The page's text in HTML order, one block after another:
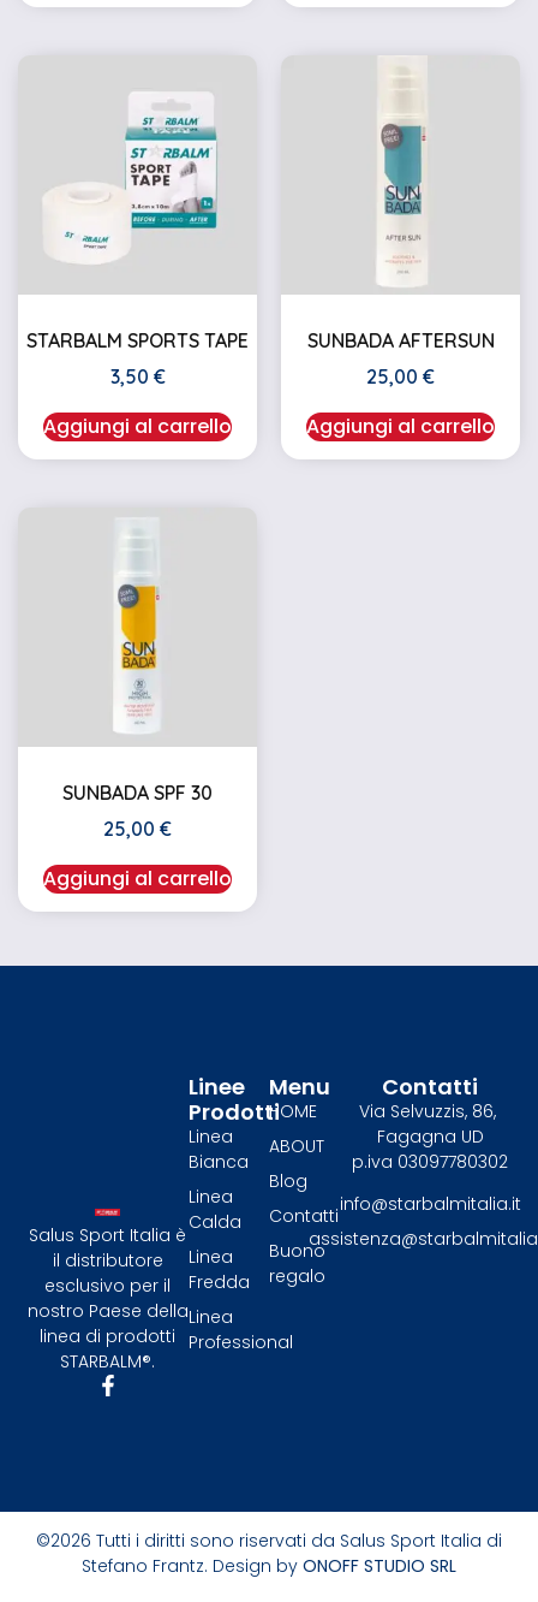
STARBALM SPORTS TAPE
3,50 €
Aggiungi al carrello
SUNBADA AFTERSUN
25,00 €
Aggiungi al carrello
SUNBADA SPF 30
25,00 €
Aggiungi al carrello
Salus Sport Italia è
il distributore
esclusivo per il
nostro Paese della
linea di prodotti
STARBALM®.​
Menu
HOME
ABOUT
Blog
Contatti
Buono
regalo
Linee
Prodotti
Linea
Bianca
Linea
Calda
Linea
Fredda
Linea
Professional
Contatti
Via Selvuzzis, 86,
Fagagna UD
p.iva 03097780302
info@starbalmitalia.it
©2026 Tutti i diritti sono riservati da Salus Sport Italia di
Stefano Frantz. Design by ONOFF STUDIO SRL